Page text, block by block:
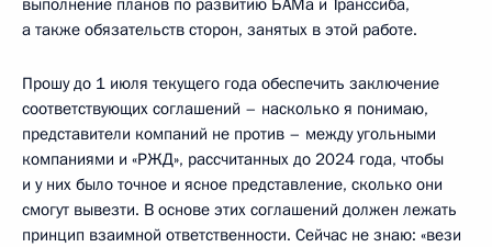
а также обязательств сторон, занятых в этой работе.
Прошу до 1 июля текущего года обеспечить заключение
соответствующих соглашений – насколько я понимаю,
представители компаний не против – между угольными
компаниями и «РЖД», рассчитанных до 2024 года, чтобы
и у них было точное и ясное представление, сколько они
смогут вывезти. В основе этих соглашений должен лежать
принцип взаимной ответственности. Сейчас не знаю: «вези